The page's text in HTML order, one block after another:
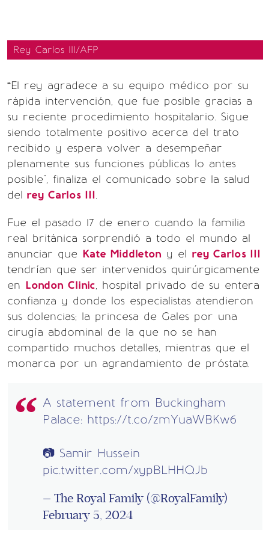
Rey Carlos III/AFP
“El rey agradece a su equipo médico por su
rápida intervención, que fue posible gracias a
su reciente procedimiento hospitalario. Sigue
siendo totalmente positivo acerca del trato
recibido y espera volver a desempeñar
plenamente sus funciones públicas lo antes
posible", finaliza el comunicado sobre la salud
del rey Carlos III.
Fue el pasado 17 de enero cuando la familia
real británica sorprendió a todo el mundo al
anunciar que Kate Middleton y el rey Carlos III
tendrían que ser intervenidos quirúrgicamente
en London Clinic, hospital privado de su entera
confianza y donde los especialistas atendieron
sus dolencias; la princesa de Gales por una
cirugía abdominal de la que no se han
compartido muchos detalles, mientras que el
monarca por un agrandamiento de próstata.
A statement from Buckingham
Palace: https://t.co/zmYuaWBKw6
📷 Samir Hussein
pic.twitter.com/xypBLHHQJb
— The Royal Family (@RoyalFamily)
February 5, 2024